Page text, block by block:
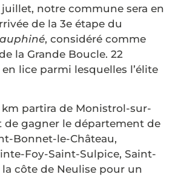
juillet, notre commune sera en
de la 3e étape du
, considéré comme
la Grande Boucle. 22
lice parmi lesquelles l’élite
km partira de Monistrol-sur-
de gagner le département de
Bonnet-le-Château,
Foy-Saint-Sulpice, Saint-
la côte de Neulise pour un